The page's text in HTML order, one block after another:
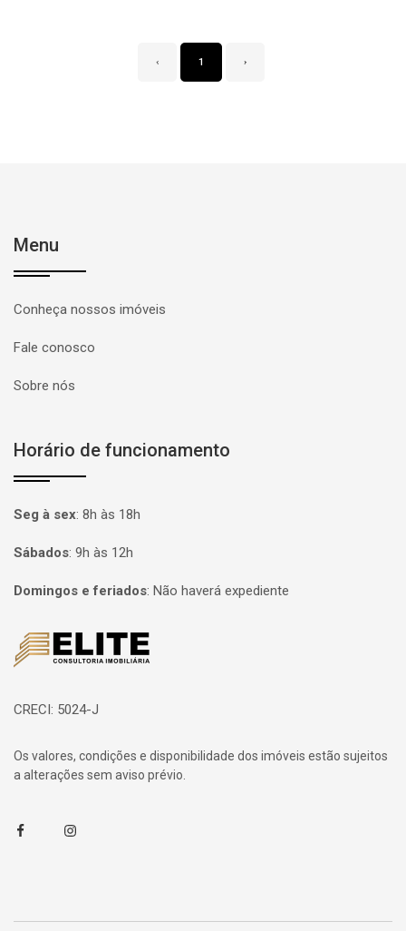
‹ 1 ›
Menu
Conheça nossos imóveis
Fale conosco
Sobre nós
Horário de funcionamento
Seg à sex: 8h às 18h
Sábados: 9h às 12h
Domingos e feriados: Não haverá expediente
Página inicial
CRECI: 5024-J
Os valores, condições e disponibilidade dos imóveis estão sujeitos
a alterações sem aviso prévio.
FacebookInstagram